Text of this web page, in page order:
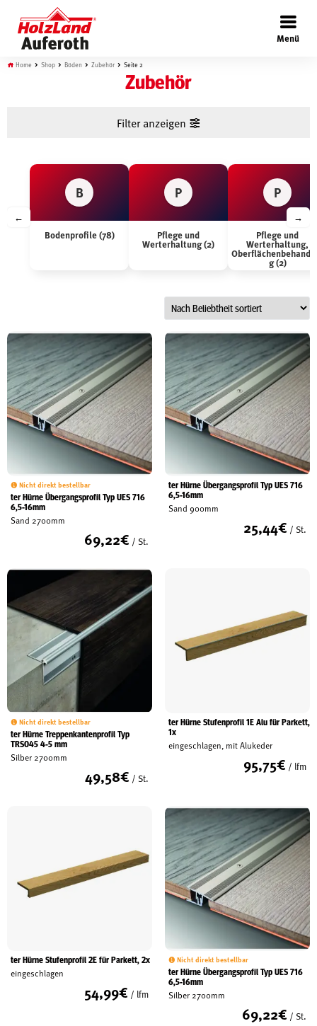
Menü
×
Böden
Schreinerei
Shop
Ausstellung
Infos
Kontakt & Anfahrt
Über uns
Geschichte
Home Shop Böden Zubehör Seite 2
Zubehör
Filter anzeigen
←
B
Bodenprofile (78)
P
Pflege und
Werterhaltung (2)
P
Pflege und
Werterhaltung,
g (2)
→
Nicht direkt bestellbar
ter Hürne Übergangsprofil Typ UES 716
6,5-16mm
Sand 2700mm
69,22€ / St.
ter Hürne Übergangsprofil Typ UES 716
6,5-16mm
Sand 900mm
25,44€ / St.
Nicht direkt bestellbar
ter Hürne Treppenkantenprofil Typ
TRS045 4-5 mm
Silber 2700mm
49,58€ / St.
ter Hürne Stufenprofil 1E Alu für Parkett,
1x
eingeschlagen, mit Alukeder
95,75€ / lfm
ter Hürne Stufenprofil 2E für Parkett, 2x
eingeschlagen
54,99€ / lfm
Nicht direkt bestellbar
ter Hürne Übergangsprofil Typ UES 716
6,5-16mm
Silber 2700mm
69,22€ / St.